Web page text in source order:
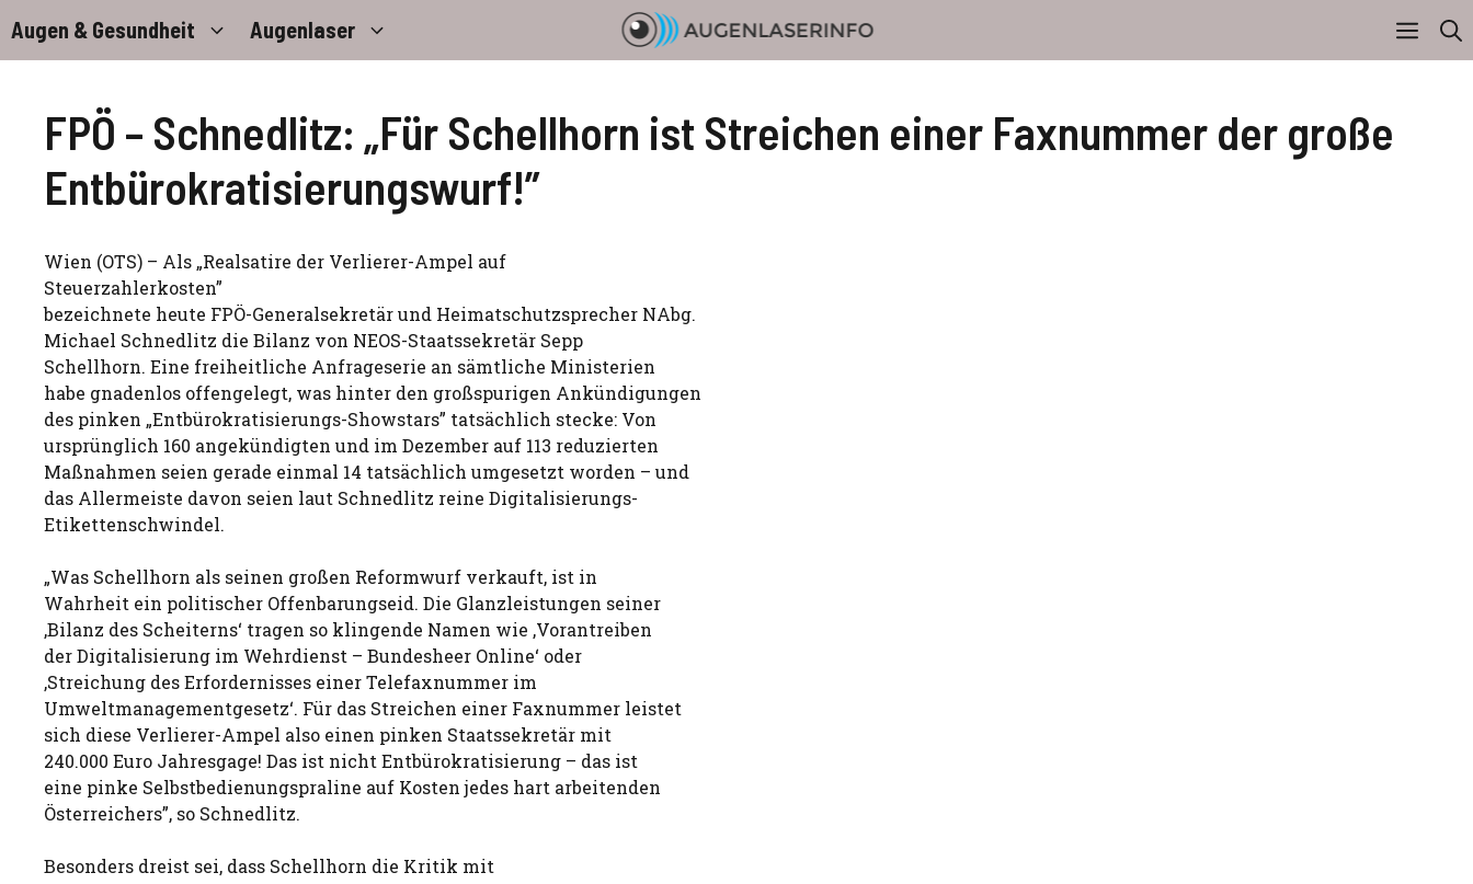
Inhalt
springen
Augen & Gesundheit Augenlaser
FPÖ – Schnedlitz: „Für Schellhorn ist Streichen einer Faxnummer der große
Entbürokratisierungswurf!”
Wien (OTS) – Als „Realsatire der Verlierer-Ampel auf
Steuerzahlerkosten”
bezeichnete heute FPÖ-Generalsekretär und Heimatschutzsprecher NAbg.
Michael Schnedlitz die Bilanz von NEOS-Staatssekretär Sepp
Schellhorn. Eine freiheitliche Anfrageserie an sämtliche Ministerien
habe gnadenlos offengelegt, was hinter den großspurigen Ankündigungen
des pinken „Entbürokratisierungs-Showstars” tatsächlich stecke: Von
ursprünglich 160 angekündigten und im Dezember auf 113 reduzierten
Maßnahmen seien gerade einmal 14 tatsächlich umgesetzt worden – und
das Allermeiste davon seien laut Schnedlitz reine Digitalisierungs-
Etikettenschwindel.
„Was Schellhorn als seinen großen Reformwurf verkauft, ist in
Wahrheit ein politischer Offenbarungseid. Die Glanzleistungen seiner
‚Bilanz des Scheiterns‘ tragen so klingende Namen wie ‚Vorantreiben
der Digitalisierung im Wehrdienst – Bundesheer Online‘ oder
‚Streichung des Erfordernisses einer Telefaxnummer im
Umweltmanagementgesetz‘. Für das Streichen einer Faxnummer leistet
sich diese Verlierer-Ampel also einen pinken Staatssekretär mit
240.000 Euro Jahresgage! Das ist nicht Entbürokratisierung – das ist
eine pinke Selbstbedienungspraline auf Kosten jedes hart arbeitenden
Österreichers”, so Schnedlitz.
Besonders dreist sei, dass Schellhorn die Kritik mit